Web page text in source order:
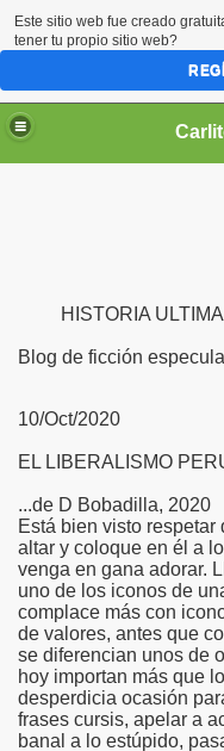
HISTORIA ULTIMA
Blog de ficción
10/Oct/2020
EL LIBERALISMO
...de D Bobadilla, 2020
Está bien visto
altar y coloque en él a
venga en gana adorar.
uno de los iconos de
complace más con
de valores, antes que
se diferencian unos de
hoy importan más que
desperdicia ocasión
frases cursis, apelar a
banal a lo estúpido,
Este sitio web fue creado
tener tu propio sitio web?